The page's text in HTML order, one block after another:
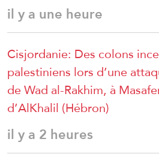
il y a une heure
Cisjordanie: Des colons
palestiniens lors d’une
de Wad al-Rakhim, à
d’AlKhalil (Hébron)
il y a 2 heures